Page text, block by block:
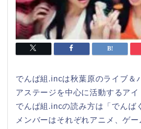
でんぱ組.incは秋葉原のライブ＆
アステージを中心に活動するアイ
でんぱ組.incの読み方は「でんば
メンバーはそれぞれアニメ、ゲ